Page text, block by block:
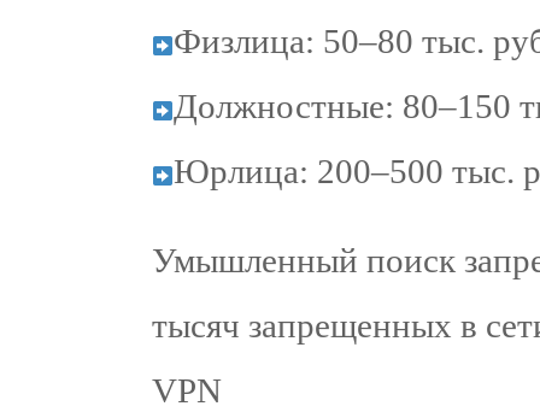
Физлица: 50–80 тыс.
Должностные: 80–150
Юрлица: 200–500 тыс.
Умышленный поиск
тысяч запрещенных в
VPN